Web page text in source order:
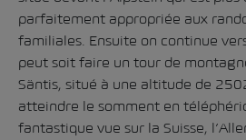
parfaitement appropriée aux
familiales. Ensuite on continue
peut soit faire un tour de
Säntis, situé à une altitude de
atteindre le somment en
fantastique vue sur la Suisse,